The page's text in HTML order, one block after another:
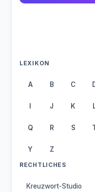
LEXIKON
A B C
I J K
Q R S
Y Z
RECHTLICHES
Kreuzwort-Studio